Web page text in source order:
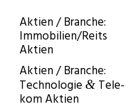
Akti­en / Bran­che:
Immobilien/Reits
Aktien
Akti­en / Bran­che:
Tech­no­lo­gie & Tele­
kom Aktien